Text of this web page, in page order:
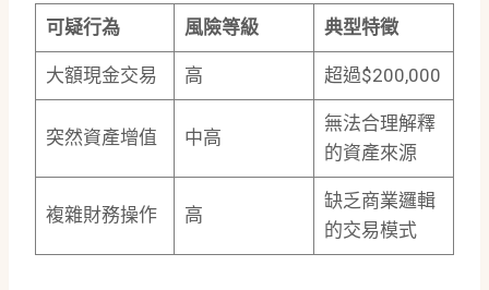
可疑行為 風險等級 典型特徵
大額現金交易 高 超過$200,000
突然資產增值 中高
無法合理解釋
的資產來源
複雜財務操作 高
缺乏商業邏輯
的交易模式